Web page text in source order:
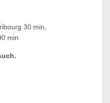
30 min,
min